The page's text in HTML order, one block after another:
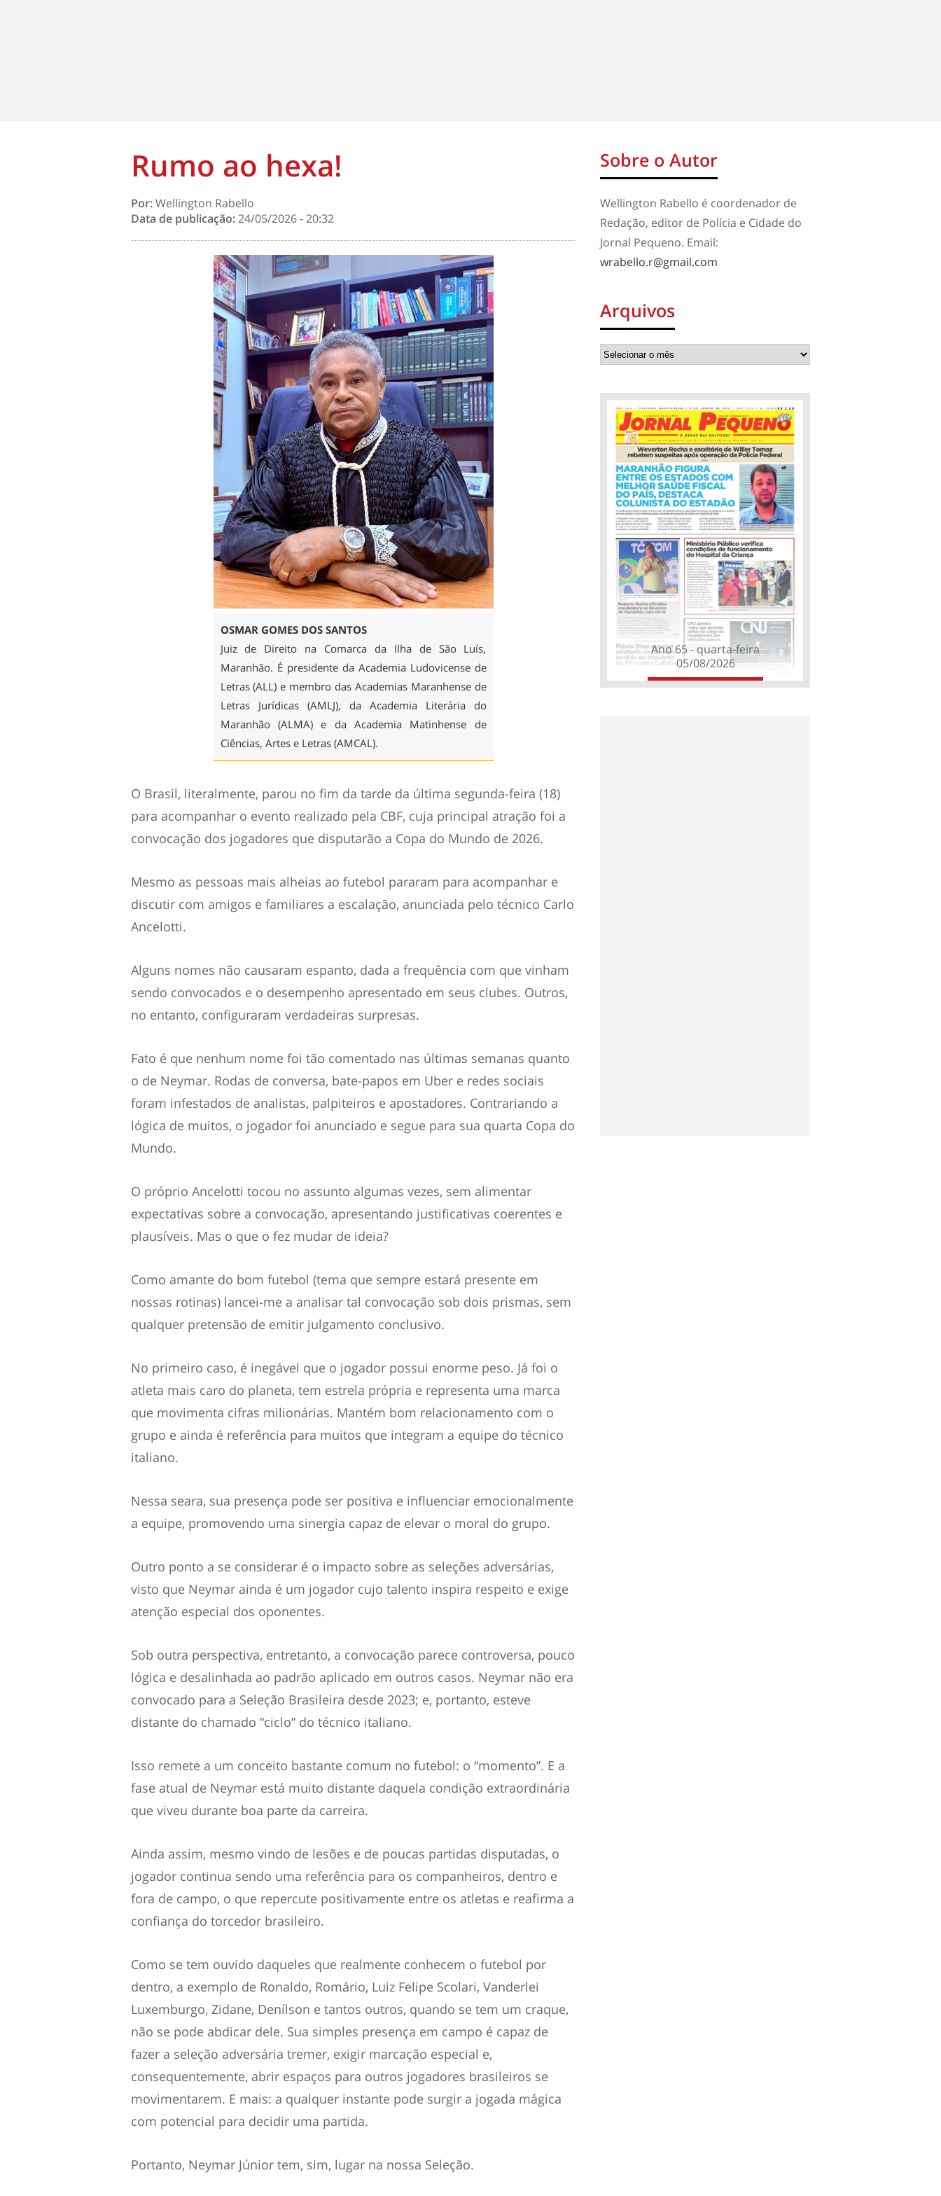
Rumo ao hexa!
Por:Wellington Rabello
Data de publicação:24/05/2026 - 20:32
OSMAR GOMES DOS SANTOS
Juiz de Direito na Comarca da Ilha de São Luís,
Maranhão. É presidente da Academia Ludovicense de
Letras (ALL) e membro das Academias Maranhense de
Letras Jurídicas (AMLJ), da Academia Literária do
Maranhão (ALMA) e da Academia Matinhense de
Ciências, Artes e Letras (AMCAL).
O Brasil, literalmente, parou no fim da tarde da última segunda-feira (18)
para acompanhar o evento realizado pela CBF, cuja principal atração foi a
convocação dos jogadores que disputarão a Copa do Mundo de 2026.
Mesmo as pessoas mais alheias ao futebol pararam para acompanhar e
discutir com amigos e familiares a escalação, anunciada pelo técnico Carlo
Ancelotti.
Alguns nomes não causaram espanto, dada a frequência com que vinham
sendo convocados e o desempenho apresentado em seus clubes. Outros,
no entanto, configuraram verdadeiras surpresas.
Fato é que nenhum nome foi tão comentado nas últimas semanas quanto
o de Neymar. Rodas de conversa, bate-papos em Uber e redes sociais
foram infestados de analistas, palpiteiros e apostadores. Contrariando a
lógica de muitos, o jogador foi anunciado e segue para sua quarta Copa do
Mundo.
O próprio Ancelotti tocou no assunto algumas vezes, sem alimentar
expectativas sobre a convocação, apresentando justificativas coerentes e
plausíveis. Mas o que o fez mudar de ideia?
Como amante do bom futebol (tema que sempre estará presente em
nossas rotinas) lancei-me a analisar tal convocação sob dois prismas, sem
qualquer pretensão de emitir julgamento conclusivo.
No primeiro caso, é inegável que o jogador possui enorme peso. Já foi o
atleta mais caro do planeta, tem estrela própria e representa uma marca
que movimenta cifras milionárias. Mantém bom relacionamento com o
grupo e ainda é referência para muitos que integram a equipe do técnico
italiano.
Nessa seara, sua presença pode ser positiva e influenciar emocionalmente
a equipe, promovendo uma sinergia capaz de elevar o moral do grupo.
Outro ponto a se considerar é o impacto sobre as seleções adversárias,
visto que Neymar ainda é um jogador cujo talento inspira respeito e exige
atenção especial dos oponentes.
Sob outra perspectiva, entretanto, a convocação parece controversa, pouco
lógica e desalinhada ao padrão aplicado em outros casos. Neymar não era
convocado para a Seleção Brasileira desde 2023; e, portanto, esteve
distante do chamado “ciclo” do técnico italiano.
Isso remete a um conceito bastante comum no futebol: o “momento”. E a
fase atual de Neymar está muito distante daquela condição extraordinária
que viveu durante boa parte da carreira.
Ainda assim, mesmo vindo de lesões e de poucas partidas disputadas, o
jogador continua sendo uma referência para os companheiros, dentro e
fora de campo, o que repercute positivamente entre os atletas e reafirma a
confiança do torcedor brasileiro.
Como se tem ouvido daqueles que realmente conhecem o futebol por
dentro, a exemplo de Ronaldo, Romário, Luiz Felipe Scolari, Vanderlei
Luxemburgo, Zidane, Denílson e tantos outros, quando se tem um craque,
não se pode abdicar dele. Sua simples presença em campo é capaz de
fazer a seleção adversária tremer, exigir marcação especial e,
consequentemente, abrir espaços para outros jogadores brasileiros se
movimentarem. E mais: a qualquer instante pode surgir a jogada mágica
com potencial para decidir uma partida.
Portanto, Neymar Júnior tem, sim, lugar na nossa Seleção.
Sobre o Autor
Wellington Rabello é coordenador de
Redação, editor de Polícia e Cidade do
Jornal Pequeno. Email:
wrabello.r@gmail.com
Arquivos
Ano 65 - quarta-feira
05/08/2026